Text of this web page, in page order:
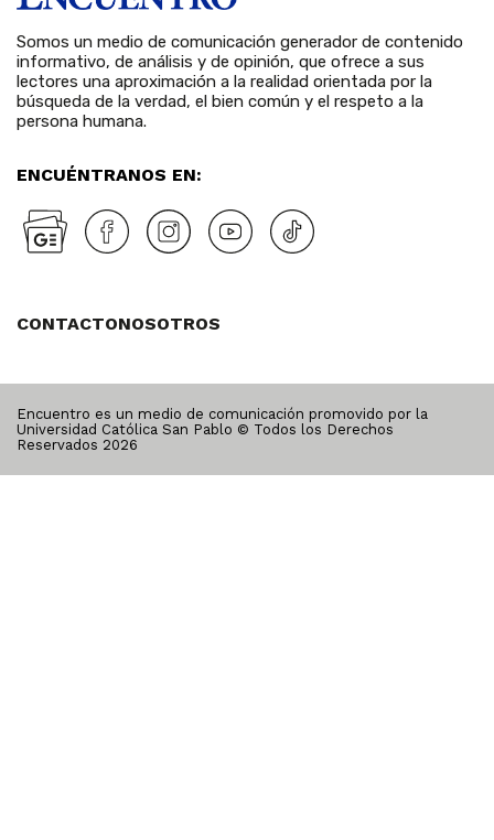
Somos un medio de comunicación generador de contenido
informativo, de análisis y de opinión, que ofrece a sus
lectores una aproximación a la realidad orientada por la
búsqueda de la verdad, el bien común y el respeto a la
persona humana.
ENCUÉNTRANOS EN:
CONTACTONOSOTROS
Encuentro es un medio de comunicación promovido por la
Universidad Católica San Pablo © Todos los Derechos
Reservados 2026